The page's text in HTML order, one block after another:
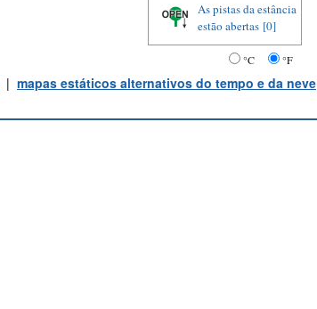
As pistas da estância
estão abertas [0]
°C °F
| mapas estáticos alternativos do tempo e da neve